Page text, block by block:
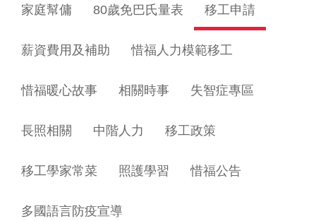
家庭幫傭 80歲免巴氏量表 移工申請
薪資費用及補助 惜福人力模範移工
惜福暖心故事 相關時事 失智症專區
長照相關 中階人力 移工政策
移工學家常菜 照護學習 惜福公告
多國語言防疫宣導